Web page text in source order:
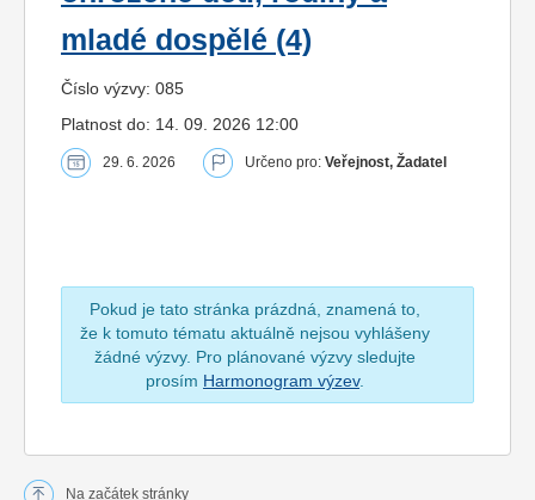
mladé dospělé (4)
Číslo výzvy: 085
Platnost do: 14. 09. 2026 12:00
29. 6. 2026 Určeno pro: Veřejnost, Žadatel
Pokud je tato stránka prázdná, znamená to,
že k tomuto tématu aktuálně nejsou vyhlášeny
žádné výzvy. Pro plánované výzvy sledujte
prosím Harmonogram výzev.
Na začátek stránky